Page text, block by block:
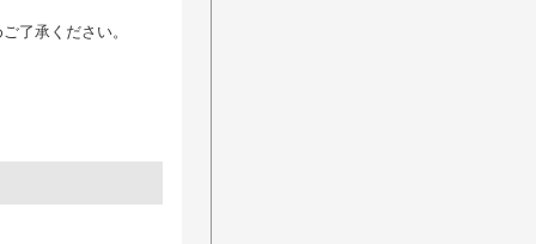
了承ください。